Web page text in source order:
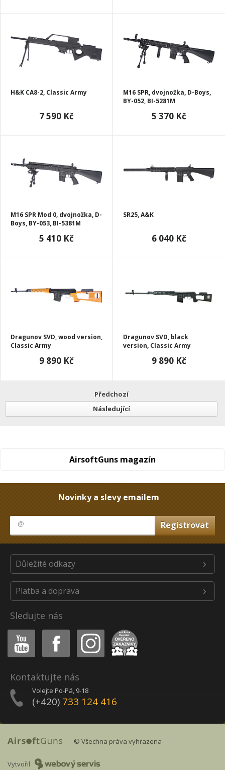
H&K CA8-2, Classic Army
7 590 Kč
M16 SPR, dvojnožka, D-Boys,
BY-052, BI-5281M
5 370 Kč
M16 SPR Mod 0, dvojnožka, D-
Boys, BY-053, BI-5381M
5 410 Kč
SR25, A&K
6 040 Kč
Dragunov SVD, wood version,
Classic Army
9 890 Kč
Dragunov SVD, black
version, Classic Army
9 890 Kč
Předchozí
Následující
AirsoftGuns magazín
Novinky a slevy emailem
Důležité odkazy
Platba a doprava
Sledujte nás
Youtube Facebook Instagram Heureka
Kontaktujte nás
Volejte Po-Pá, 9-18
(+420) 733 124 416
© Všechna práva vyhrazena
Vytvořil